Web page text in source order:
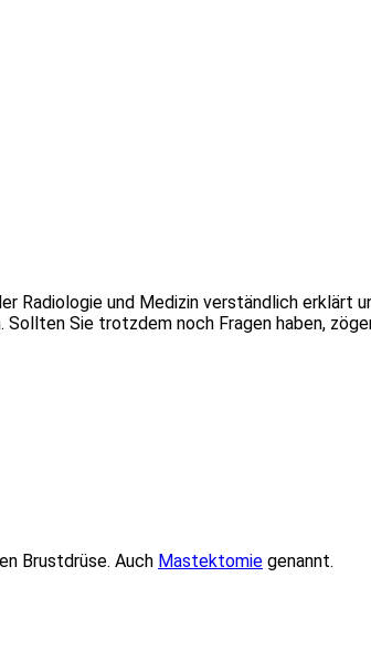
Radiologie und Medizin verständlich
Sie trotzdem noch Fragen haben,
Brustdrüse. Auch Mastektomie genannt.